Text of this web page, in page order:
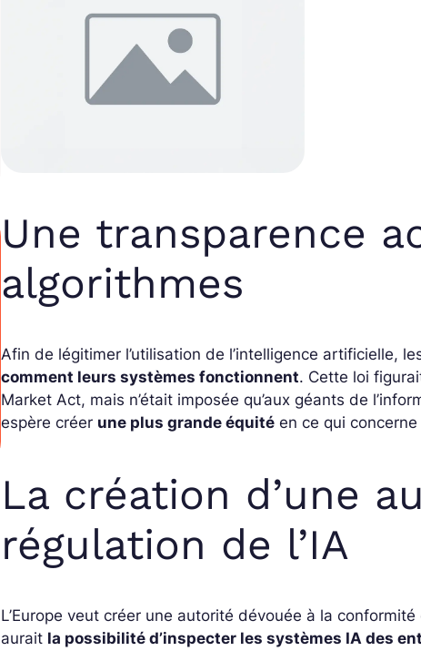
Une transparence
algorithmes
Afin de légitimer l’utilisation de l’intelligence artificielle,
comment leurs systèmes fonctionnent. Cette loi
Market Act, mais n’était imposée qu’aux géants de
espère créer une plus grande équité en ce qui concerne
La création d’une
régulation de l’IA
L’Europe veut créer une autorité dévouée à la
aurait la possibilité d’inspecter les systèmes IA des